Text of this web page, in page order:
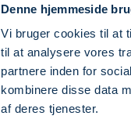
Denne hjemmeside
Vi bruger cookies til at
til at analysere vores
partnere inden for
kombinere disse data
af deres tjenester.